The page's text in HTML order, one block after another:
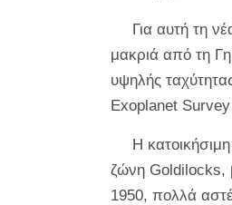
Για αυτή τη
μακριά από τη
υψηλής
Exoplanet
Η
ζώνη Goldilocks,
1950, πολλά